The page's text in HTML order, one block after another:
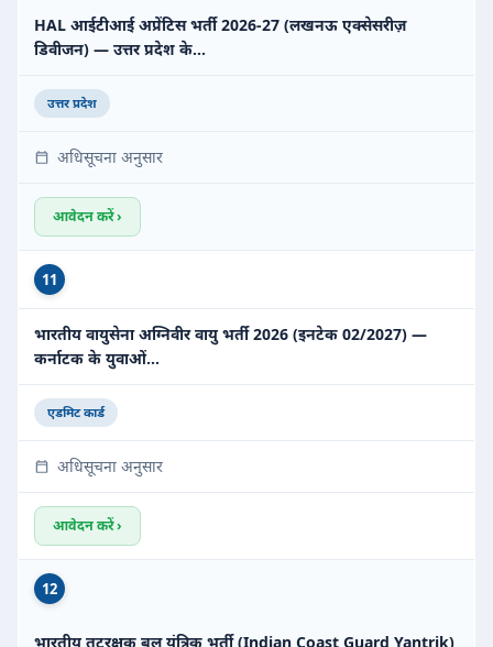
HAL आईटीआई अप्रेंटिस भर्ती 2026-27 (लखनऊ एक्सेसरीज़
डिवीजन) — उत्तर प्रदेश के…
उत्तर प्रदेश
अधिसूचना अनुसार
आवेदन करें ›
11
भारतीय वायुसेना अग्निवीर वायु भर्ती 2026 (इनटेक 02/2027) —
कर्नाटक के युवाओं…
एडमिट कार्ड
अधिसूचना अनुसार
आवेदन करें ›
12
भारतीय तटरक्षक बल यंत्रिक भर्ती (Indian Coast Guard Yantrik)